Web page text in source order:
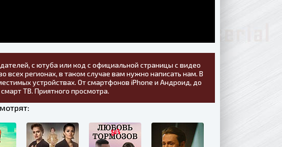
с ютуба или код с официальной страницы с видео
всех регионах, в таком случае вам нужно написать нам. В
устройствах. От смартфонов iPhone и Андроид, до
ТВ. Приятного просмотра.